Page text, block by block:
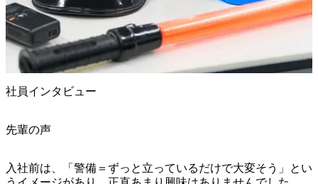
社員インタビュー
先輩の声
入社前は、「警備＝ずっと立っているだけで大変そう」とい